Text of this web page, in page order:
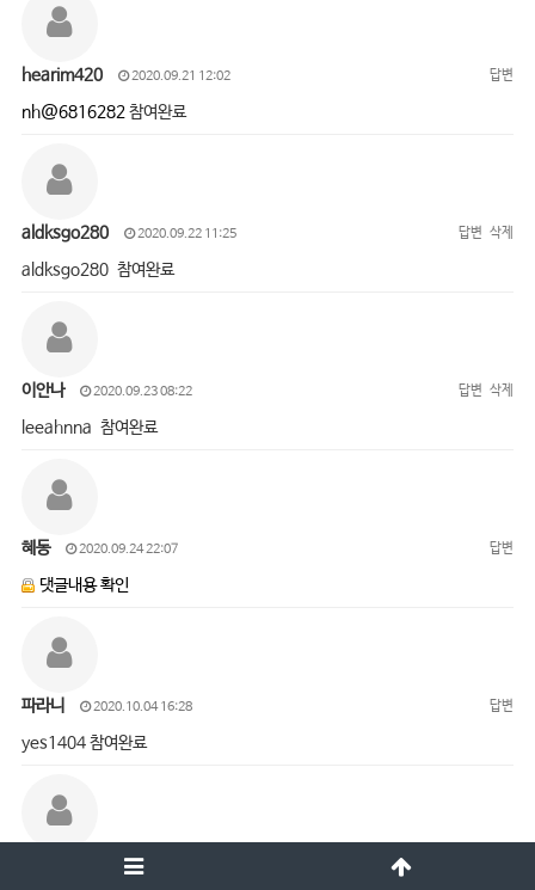
hearim420 2020.09.21 12:02 답변
nh@6816282참여완료
aldksgo280 2020.09.22 11:25 답변 삭제
aldksgo280 참여완료
이안나 2020.09.23 08:22 답변 삭제
leeahnna 참여완료
혜동 2020.09.24 22:07 답변
댓글내용 확인
파라니 2020.10.04 16:28 답변
yes1404 참여완료
2020.10.05 15:01